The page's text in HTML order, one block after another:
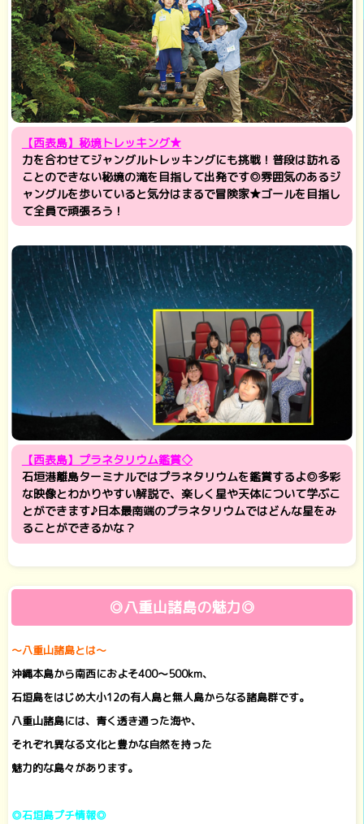
【西表島】秘境トレッキング★
力を合わせてジャングルトレッキングにも挑戦！普段は訪れる
ことのできない秘境の滝を目指して出発です◎雰囲気のあるジ
ャングルを歩いていると気分はまるで冒険家★ゴールを目指し
て全員で頑張ろう！
【西表島】プラネタリウム鑑賞◇
石垣港離島ターミナルではプラネタリウムを鑑賞するよ◎多彩
な映像とわかりやすい解説で、楽しく星や天体について学ぶこ
とができます♪日本最南端のプラネタリウムではどんな星をみ
ることができるかな？
◎八重山諸島の魅力◎
～八重山諸島とは～
沖縄本島から南西におよそ400～500km、
石垣島をはじめ大小12の有人島と無人島からなる諸島群です。
八重山諸島には、青く透き通った海や、
それぞれ異なる文化と豊かな自然を持った
魅力的な島々があります。
◎石垣島プチ情報◎